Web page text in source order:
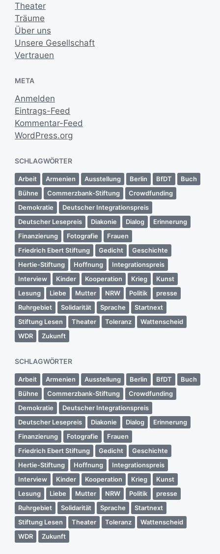
Theater
Träume
Über uns
Unsere Gesellschaft
Vertrauen
META
Anmelden
Eintrags-Feed
Kommentar-Feed
WordPress.org
SCHLAGWÖRTER
Arbeit Armenien Ausstellung Berlin BfDT
Buch
Bühne
Commerzbank-Stiftung
Crowdfunding
Demokratie
Deutscher Integrationspreis
Deutscher Lesepreis
Diakonie Dialog
Erinnerung
Finanzierung
Fotografie
Frauen
Friedrich Ebert Stiftung
Gedicht
Geschichte
Hertie-Stiftung
Hoffnung
Integrationspreis
Interview
Kinder Kooperation Krieg
Kunst
Lesung
Liebe Mutter NRW Politik
presse
Ruhrgebiet
Solidarität Sprache
Startnext
Stiftung Lesen
Theater Toleranz
Wattenscheid
WDR
Zukunft
SCHLAGWÖRTER
Arbeit Armenien Ausstellung Berlin BfDT
Buch
Bühne
Commerzbank-Stiftung
Crowdfunding
Demokratie
Deutscher Integrationspreis
Deutscher Lesepreis
Diakonie Dialog
Erinnerung
Finanzierung
Fotografie
Frauen
Friedrich Ebert Stiftung
Gedicht
Geschichte
Hertie-Stiftung
Hoffnung
Integrationspreis
Interview
Kinder Kooperation Krieg
Kunst
Lesung
Liebe Mutter NRW Politik
presse
Ruhrgebiet
Solidarität Sprache
Startnext
Stiftung Lesen
Theater Toleranz
Wattenscheid
WDR
Zukunft